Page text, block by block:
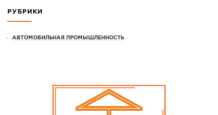
РУБРИКИ
АВТОМОБИЛЬНАЯ ПРОМЫШЛЕННОСТЬ